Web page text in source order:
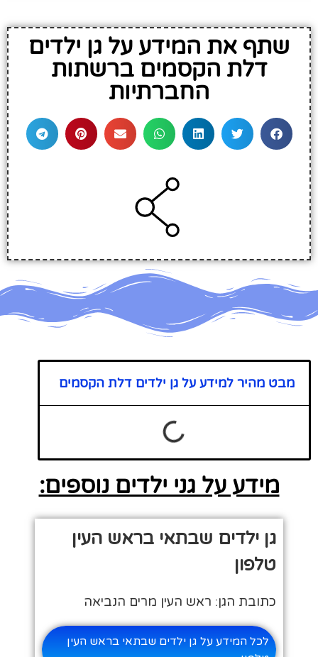
שתף את המידע על גן ילדים
דלת הקסמים ברשתות
החברתיות
מבט מהיר למידע על גן ילדים דלת הקסמים
מידע על גני ילדים נוספים:
גן ילדים שבתאי בראש העין
טלפון
כתובת הגן: ראש העין מרים הנביאה
לכל המידע על גן ילדים שבתאי בראש העין